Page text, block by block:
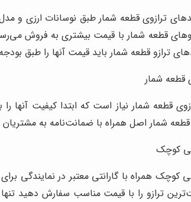
ترازوی قطعه شمار طبق نوسانات ارزی و
قطعه شمار با قیمت بیشتری به فروش
ترازو قطعه شمار باید قیمت آنها را طبق
قطعه شمار
قطعه شمار نیاز است که ابتدا کیفیت آنها
شمار اصل همراه با ضمانت‌نامه به مشتریان
کوچک
کوچک همراه با گارانتی معتبر در نمایندگی
ترازو را با قیمت مناسب سفارش دهید تنها